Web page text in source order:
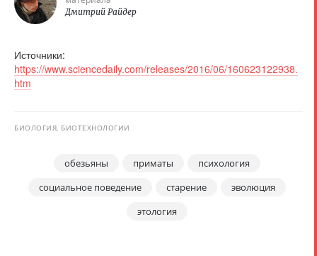
Дмитрий Райдер
Источники:
https://www.sciencedaily.com/releases/2016/06/160623122938.
htm
БИОЛОГИЯ, БИОТЕХНОЛОГИИ
обезьяны приматы
психология
социальное поведение
старение
эволюция
этология